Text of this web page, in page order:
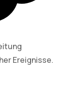
Ereignisse.